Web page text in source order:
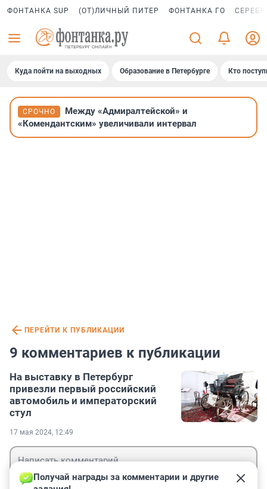
ФОНТАНКА SUP (ОТ)ЛИЧНЫЙ ПИТЕР ФОНТАНКА ГО
Куда пойти на выходных Образование в Петербурге Кто
СРОЧНО
Между «Адмиралтейской» и
«Комендантским» увеличивали интервал
ПЕРЕЙТИ К ПУБЛИКАЦИИ
9 комментариев к публикации
На выставку в Петербург
привезли первый российский
автомобиль и императорский
стул
17 мая 2024, 12:49
Получай награды за комментарии и другие